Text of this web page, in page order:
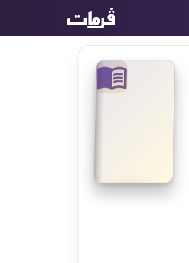
menu_book